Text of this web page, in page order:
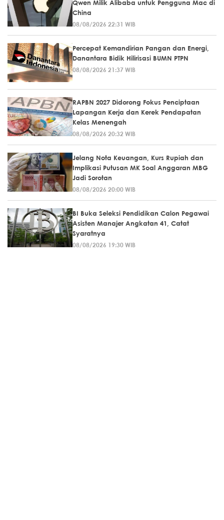
Qwen Milik Alibaba untuk Pengguna Mac di
China
08/08/2026 22:31 WIB
Percepat Kemandirian Pangan dan Energi,
Danantara Bidik Hilirisasi BUMN PTPN
08/08/2026 21:37 WIB
RAPBN 2027 Didorong Fokus Penciptaan
Lapangan Kerja dan Kerek Pendapatan
Kelas Menengah
08/08/2026 20:32 WIB
Jelang Nota Keuangan, Kurs Rupiah dan
Implikasi Putusan MK Soal Anggaran MBG
Jadi Sorotan
08/08/2026 20:00 WIB
BI Buka Seleksi Pendidikan Calon Pegawai
Asisten Manajer Angkatan 41, Catat
Syaratnya
08/08/2026 19:30 WIB